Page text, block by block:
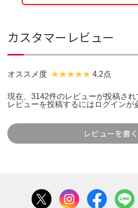
カスタマーレビュー
オススメ度 4.2点
現在、3142件のレビューが投稿され
レビューを投稿するには ログインが
レビューを書く